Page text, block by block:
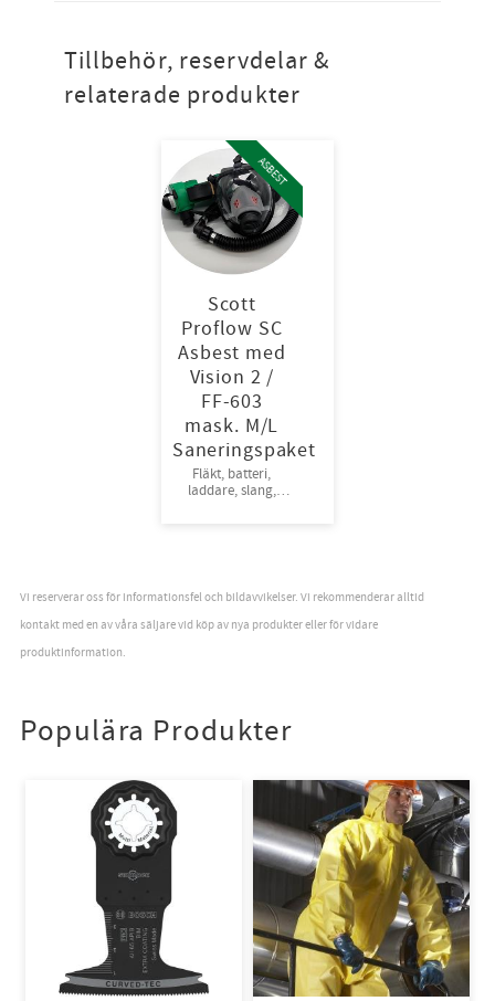
Tillbehör, reservdelar &
relaterade produkter
Scott
Proflow SC
Asbest med
Vision 2 /
FF-603
mask. M/L
Saneringspaket
Fläkt, batteri,
laddare, slang,
ASBEST
Vi reserverar oss för informationsfel och bildavvikelser. Vi rekommenderar alltid
kontakt med en av våra säljare vid köp av nya produkter eller för vidare
produktinformation.
Populära Produkter